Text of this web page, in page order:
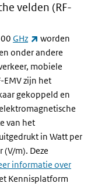
velden (RF-
GHz (externe link)
worden
onder andere
mobiele
EMV zijn het
gekoppeld en
van het
in Watt per
(V/m). Deze
informatie over
Kennisplatform